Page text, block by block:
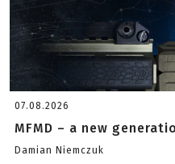
07.08.2026
MFMD – a new
Damian Niemczuk